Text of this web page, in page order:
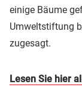
einige Bäume
Umweltstiftung
zugesagt.
Lesen Sie hier